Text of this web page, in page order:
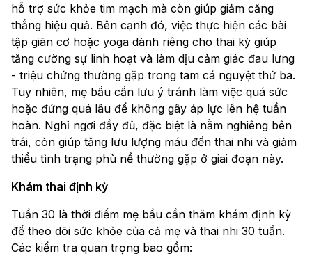
hỗ trợ sức khỏe tim mạch mà còn giúp giảm căng
thẳng hiệu quả. Bên cạnh đó, việc thực hiện các bài
tập giãn cơ hoặc yoga dành riêng cho thai kỳ giúp
tăng cường sự linh hoạt và làm dịu cảm giác đau lưng
- triệu chứng thường gặp trong tam cá nguyệt thứ ba.
Tuy nhiên, mẹ bầu cần lưu ý tránh làm việc quá sức
hoặc đứng quá lâu để không gây áp lực lên hệ tuần
hoàn. Nghỉ ngơi đầy đủ, đặc biệt là nằm nghiêng bên
trái, còn giúp tăng lưu lượng máu đến thai nhi và giảm
thiểu tình trạng phù nề thường gặp ở giai đoạn này.
Khám thai định kỳ
Tuần 30 là thời điểm mẹ bầu cần thăm khám định kỳ
để theo dõi sức khỏe của cả mẹ và thai nhi 30 tuần.
Các kiểm tra quan trọng bao gồm: